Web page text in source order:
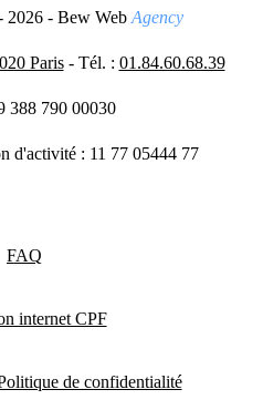
- Bew Web Agency
Paris- Tél. : 01.84.60.68.39
388 790 00030
d'activité : 11 77 05444 77
FAQ
internet CPF
de confidentialité